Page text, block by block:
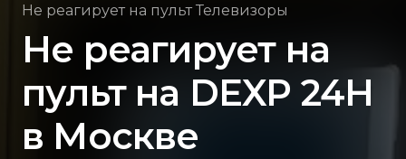
Не реагирует на пульт Телевизоры
Не реагирует на
пульт на DEXP 24H
в Москве